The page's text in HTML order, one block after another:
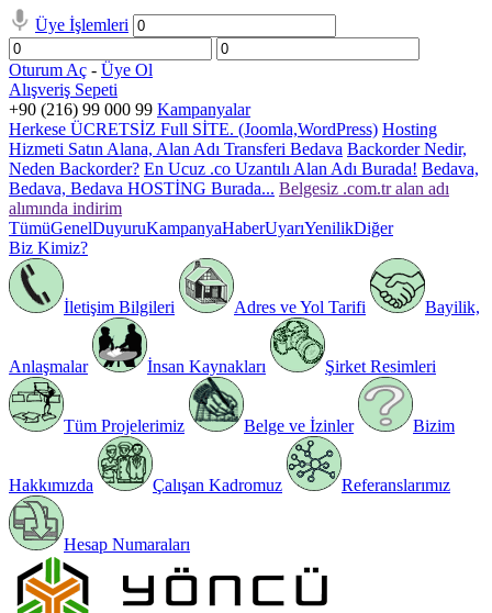
Üye İşlemleri
Oturum Aç - Üye Ol
Alışveriş Sepeti
+90 (216) 99 000 99 Kampanyalar
Herkese ÜCRETSİZ Full SİTE. (Joomla,WordPress) Hosting
Hizmeti Satın Alana, Alan Adı Transferi Bedava Backorder Nedir,
Neden Backorder? En Ucuz .co Uzantılı Alan Adı Burada! Bedava,
Bedava, Bedava HOSTİNG Burada... Belgesiz .com.tr alan adı
alımında indirim
TümüGenelDuyuruKampanyaHaberUyarıYenilikDiğer
Biz Kimiz?
İletişim Bilgileri Adres ve Yol Tarifi Bayilik,
Anlaşmalar İnsan Kaynakları Şirket Resimleri
Tüm Projelerimiz Belge ve İzinler Bizim
Hakkımızda Çalışan Kadromuz Referanslarımız
Hesap Numaraları